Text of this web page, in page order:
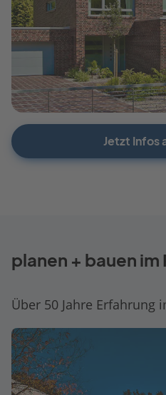
Jetzt Infos
planen + bauen
Über 50 Jahre Erfahrung